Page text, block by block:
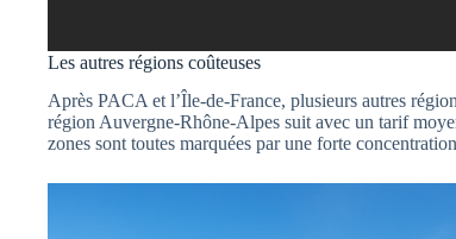
Les autres régions coûteuses
Après PACA et l’Île-de-France, plusieurs autres
région Auvergne-Rhône-Alpes suit avec un tarif
zones sont toutes marquées par une forte